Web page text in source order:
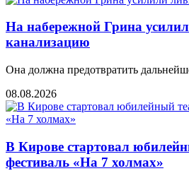
На набережной Грина
канализацию
Она должна предотвратить
08.08.2026
В Кирове стартовал
фестиваль «На 7 холмах»